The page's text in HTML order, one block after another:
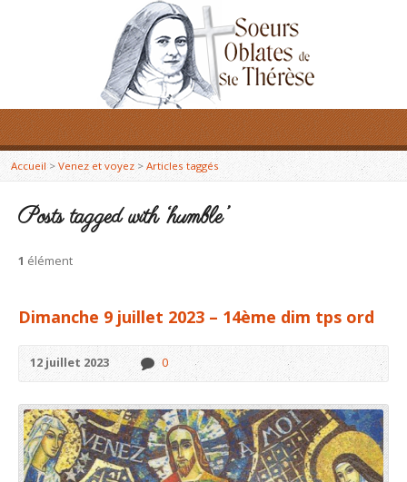
Accueil> Venez et voyez > Articles taggés
Posts tagged with ‘humble’
1 élément
Dimanche 9 juillet 2023 – 14ème dim tps ord
12 juillet 2023 0